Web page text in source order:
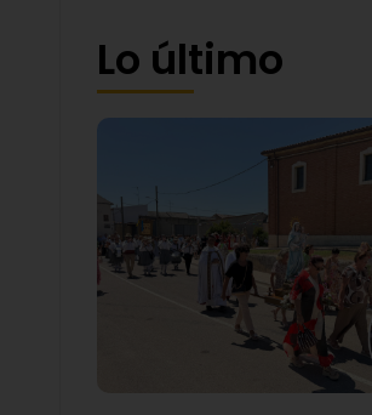
Lo último